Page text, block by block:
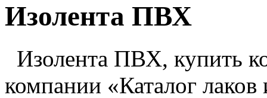
Изолента ПВХ
Изолента ПВХ, купить
компании «Каталог